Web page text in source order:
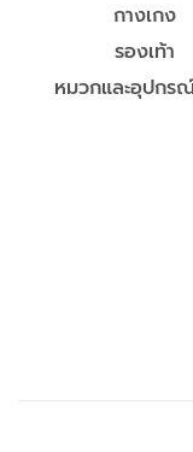
กางเกง
รองเท้า
หมวกและอุปกร